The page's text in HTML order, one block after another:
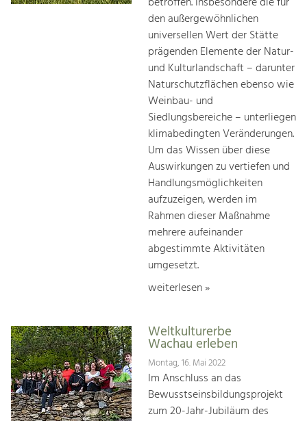
den außergewöhnlichen
universellen Wert der Stätte
prägenden Elemente der Natur-
und Kulturlandschaft – darunter
Naturschutzflächen ebenso wie
Weinbau- und
Siedlungsbereiche – unterliegen
klimabedingten Veränderungen.
Um das Wissen über diese
Auswirkungen zu vertiefen und
Handlungsmöglichkeiten
aufzuzeigen, werden im
Rahmen dieser Maßnahme
mehrere aufeinander
abgestimmte Aktivitäten
umgesetzt.
weiterlesen »
Weltkulturerbe
Wachau erleben
Montag, 16. Mai 2022
Im Anschluss an das
Bewusstseinsbildungsprojekt
zum 20-Jahr-Jubiläum des